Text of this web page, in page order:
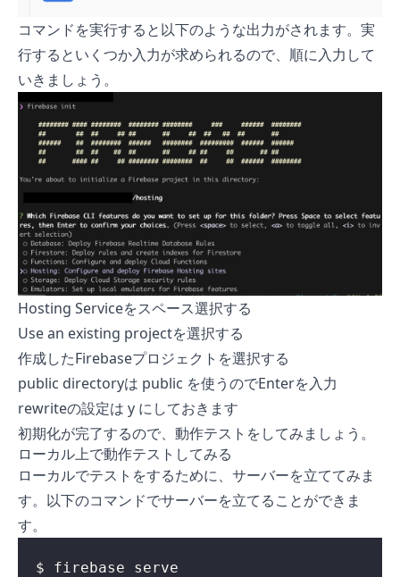
コマンドを実行すると以下のような出力がされます。実
行するといくつか入力が求められるので、順に入力して
いきましょう。
Hosting Serviceをスペース選択する
Use an existing projectを選択する
作成したFirebaseプロジェクトを選択する
public directoryは public を使うのでEnterを入力
rewriteの設定は y にしておきます
初期化が完了するので、動作テストをしてみましょう。
ローカル上で動作テストしてみる
ローカルでテストをするために、サーバーを立ててみま
す。以下のコマンドでサーバーを立てることができま
す。
$ firebase serve